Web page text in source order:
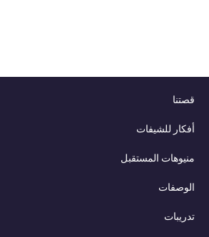
قصتنا
أفكار للشيفات
منيوهات المستقبل
الوصفات
تدريبات